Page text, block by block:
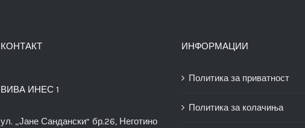
КОНТАКТ
ВИВА ИНЕС 1
ул. „Јане Сандански“ бр.26, Неготино
ИНФОРМАЦИИ
Политика за приватност
Политика за колачиња